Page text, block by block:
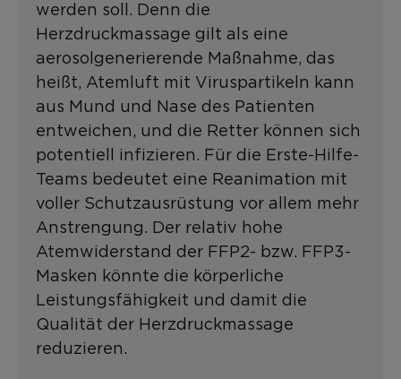
werden soll. Denn die
Herzdruckmassage gilt als eine
aerosolgenerierende Maßnahme, das
heißt, Atemluft mit Viruspartikeln kann
aus Mund und Nase des Patienten
entweichen, und die Retter können sich
potentiell infizieren. Für die Erste-Hilfe-
Teams bedeutet eine Reanimation mit
voller Schutzausrüstung vor allem mehr
Anstrengung. Der relativ hohe
Atemwiderstand der FFP2- bzw. FFP3-
Masken könnte die körperliche
Leistungsfähigkeit und damit die
Qualität der Herzdruckmassage
reduzieren.